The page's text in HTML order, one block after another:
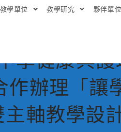
教學單位 教學研究 夥伴單位
學健康與
辦理「讓
主軸教學設